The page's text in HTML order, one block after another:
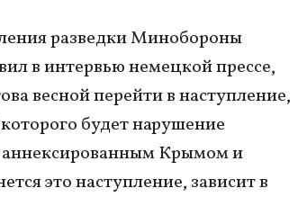
разведки Минобороны
в интервью немецкой прессе,
весной перейти в наступление,
будет нарушение
Крымом и
это наступление, зависит в